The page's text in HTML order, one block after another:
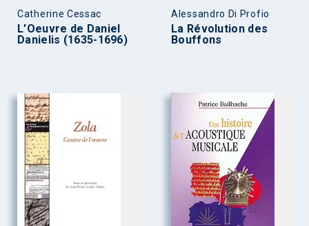
Catherine Cessac
L’Oeuvre de Daniel
Danielis (1635-1696)
Alessandro Di Profio
La Révolution des
Bouffons